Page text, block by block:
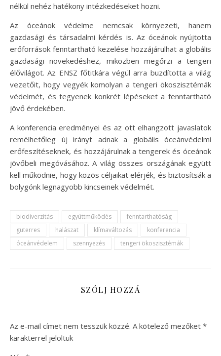
nélkül nehéz hatékony intézkedéseket hozni.
Az óceánok védelme nemcsak környezeti, hanem
gazdasági és társadalmi kérdés is. Az óceánok nyújtotta
erőforrások fenntartható kezelése hozzájárulhat a globális
gazdasági növekedéshez, miközben megőrzi a tengeri
élővilágot. Az ENSZ főtitkára végül arra buzdította a világ
vezetőit, hogy vegyék komolyan a tengeri ökoszisztémák
védelmét, és tegyenek konkrét lépéseket a fenntartható
jövő érdekében.
A konferencia eredményei és az ott elhangzott javaslatok
remélhetőleg új irányt adnak a globális óceánvédelmi
erőfeszítéseknek, és hozzájárulnak a tengerek és óceánok
jövőbeli megóvásához. A világ összes országának együtt
kell működnie, hogy közös céljaikat elérjék, és biztosítsák a
bolygónk legnagyobb kincseinek védelmét.
biodiverzitás együttműködés
fenntarthatóság
guterres
halászat klímaváltozás
konferencia
óceánvédelem
szennyezés tengeri ökoszisztémák
SZÓLJ HOZZÁ
Az e-mail címet nem tesszük közzé. A kötelező mezőket *
karakterrel jelöltük